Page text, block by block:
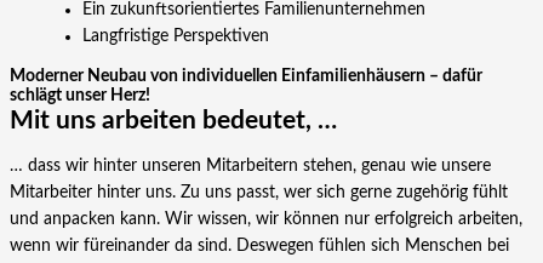
Ein zukunftsorientiertes Familienunternehmen
Langfristige Perspektiven
Moderner Neubau von individuellen Einfamilienhäusern – dafür
schlägt unser Herz!
Mit uns arbeiten bedeutet, …
… dass wir hinter unseren Mitarbeitern stehen, genau wie unsere
Mitarbeiter hinter uns. Zu uns passt, wer sich gerne zugehörig fühlt
und anpacken kann. Wir wissen, wir können nur erfolgreich arbeiten,
wenn wir füreinander da sind. Deswegen fühlen sich Menschen bei